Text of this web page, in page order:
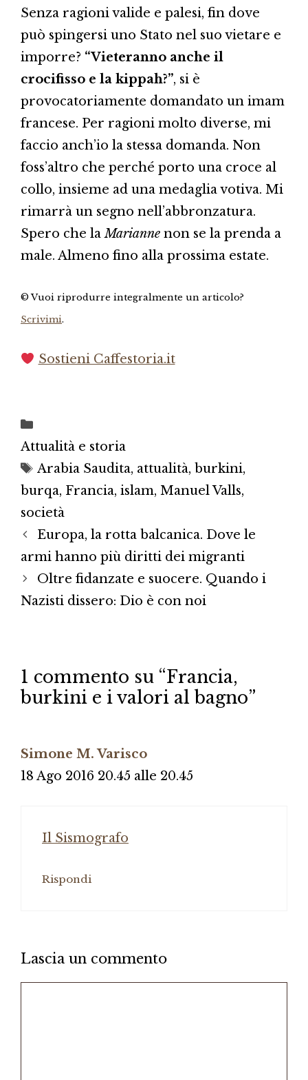
Senza ragioni valide e palesi, fin dove
può spingersi uno Stato nel suo vietare e
imporre? “Vieteranno anche il
crocifisso e la kippah?”, si è
provocatoriamente domandato un imam
francese. Per ragioni molto diverse, mi
faccio anch’io la stessa domanda. Non
foss’altro che perché porto una croce al
collo, insieme ad una medaglia votiva. Mi
rimarrà un segno nell’abbronzatura.
Spero che laMarianne non se la prenda a
male. Almeno fino alla prossima estate.
© Vuoi riprodurre integralmente un articolo?
Scrivimi.
Sostieni Caffestoria.it
Attualità e storia
Tag
Arabia Saudita, attualità, burkini,
burqa, Francia, islam, Manuel Valls,
società
Europa, la rotta balcanica. Dove le
armi hanno più diritti dei migranti
Oltre fidanzate e suocere. Quando i
Nazisti dissero: Dio è con noi
1 commento su “Francia,
burkini e i valori al bagno”
Simone M. Varisco
18 Ago 2016 20.45 alle 20.45
Il Sismografo
Rispondi
Lascia un commento